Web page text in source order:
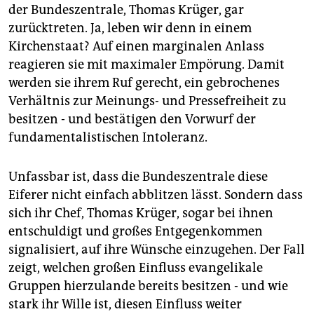
der Bundeszentrale, Thomas Krüger, gar
zurücktreten. Ja, leben wir denn in einem
Kirchenstaat? Auf einen marginalen Anlass
reagieren sie mit maximaler Empörung. Damit
werden sie ihrem Ruf gerecht, ein gebrochenes
Verhältnis zur Meinungs- und Pressefreiheit zu
besitzen - und bestätigen den Vorwurf der
fundamentalistischen Intoleranz.
Unfassbar ist, dass die Bundeszentrale diese
Eiferer nicht einfach abblitzen lässt. Sondern dass
sich ihr Chef, Thomas Krüger, sogar bei ihnen
entschuldigt und großes Entgegenkommen
signalisiert, auf ihre Wünsche einzugehen. Der Fall
zeigt, welchen großen Einfluss evangelikale
Gruppen hierzulande bereits besitzen - und wie
stark ihr Wille ist, diesen Einfluss weiter